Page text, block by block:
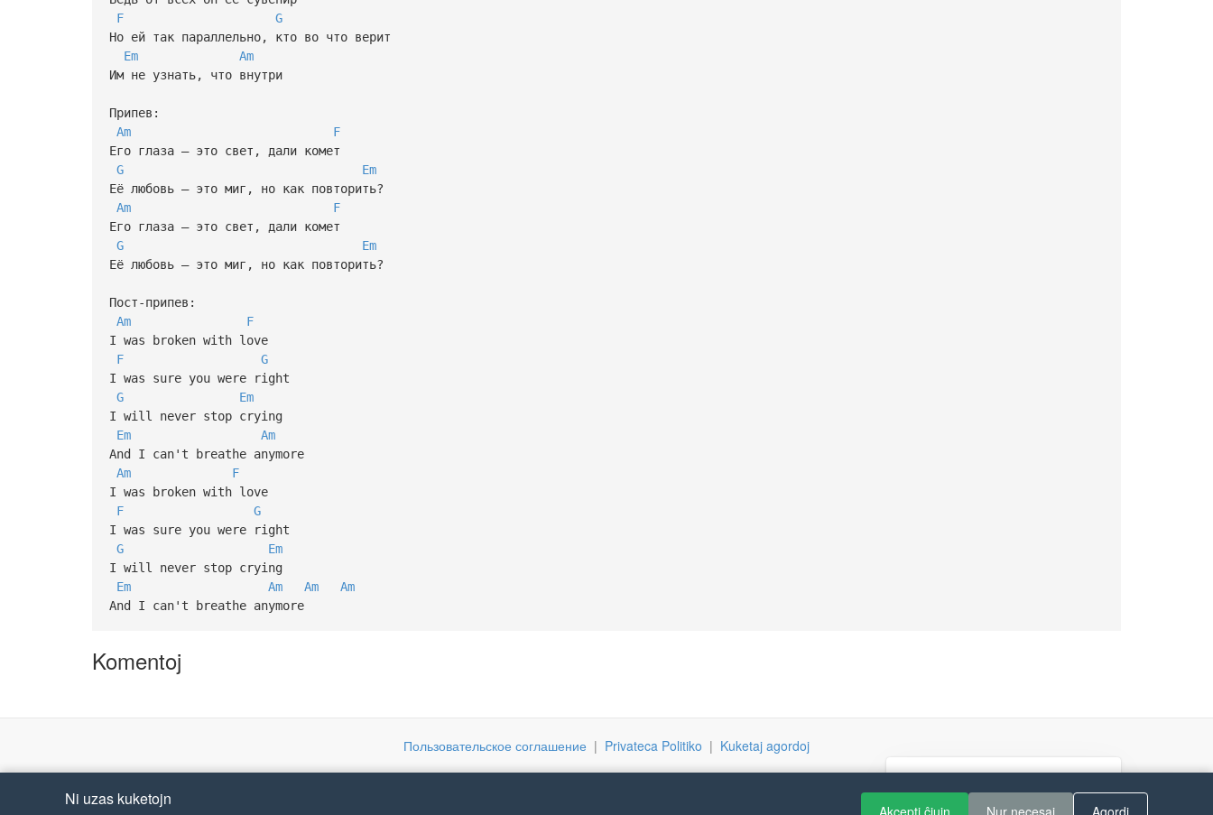
F
G
Но ей так параллельно, кто во что верит
Em
Am
Им не узнать, что внутри
Припев:
Am
F
Его глаза — это свет, дали комет
G
Em
Её любовь — это миг, но как повторить?
Am
F
Его глаза — это свет, дали комет
G
Em
Её любовь — это миг, но как повторить?
Пост-припев:
Am
F
I was broken with love
F
G
I was sure you were right
G
Em
I will never stop crying
Em
Am
And I can't breathe anymore
Am
F
I was broken with love
F
G
I was sure you were right
G
Em
I will never stop crying
Em
Am Am
Am
And I can't breathe anymore
Komentoj
Пользовательское соглашение | Privateca Politiko | Kuketaj agordoj
Ni uzas kuketojn
Akcepti ĉiujn Nur necesaj Agordi
can buy me a coffee :)